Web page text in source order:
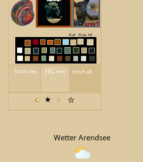
Wetter Arendsee